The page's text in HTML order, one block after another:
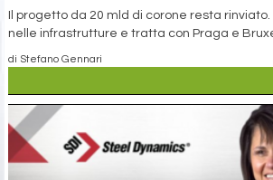
Il progetto da 20 mld di corone resta
nelle infrastrutture e tratta con Praga e
di Stefano Gennari